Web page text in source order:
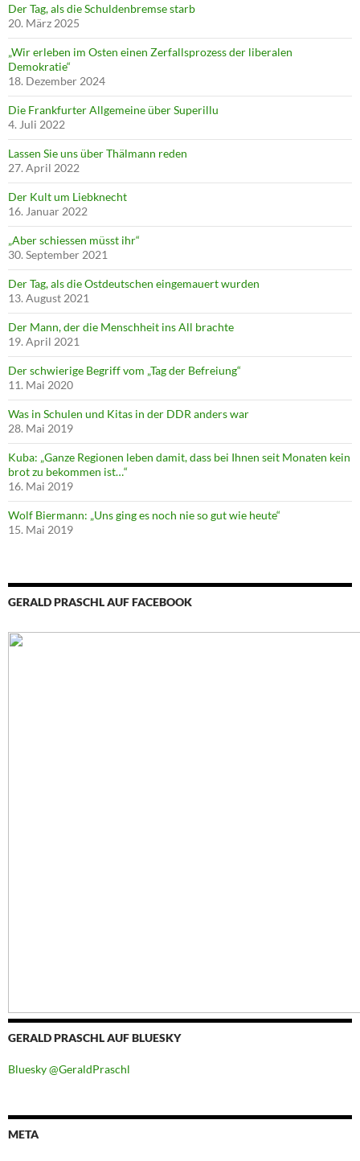
Der Tag, als die Schuldenbremse starb
20. März 2025
„Wir erleben im Osten einen Zerfallsprozess der liberalen
Demokratie“
18. Dezember 2024
Die Frankfurter Allgemeine über Superillu
4. Juli 2022
Lassen Sie uns über Thälmann reden
27. April 2022
Der Kult um Liebknecht
16. Januar 2022
„Aber schiessen müsst ihr“
30. September 2021
Der Tag, als die Ostdeutschen eingemauert wurden
13. August 2021
Der Mann, der die Menschheit ins All brachte
19. April 2021
Der schwierige Begriff vom „Tag der Befreiung“
11. Mai 2020
Was in Schulen und Kitas in der DDR anders war
28. Mai 2019
Kuba: „Ganze Regionen leben damit, dass bei Ihnen seit Monaten kein
brot zu bekommen ist…“
16. Mai 2019
Wolf Biermann: „Uns ging es noch nie so gut wie heute“
15. Mai 2019
GERALD PRASCHL AUF FACEBOOK
GERALD PRASCHL AUF BLUESKY
Bluesky @GeraldPraschl
META